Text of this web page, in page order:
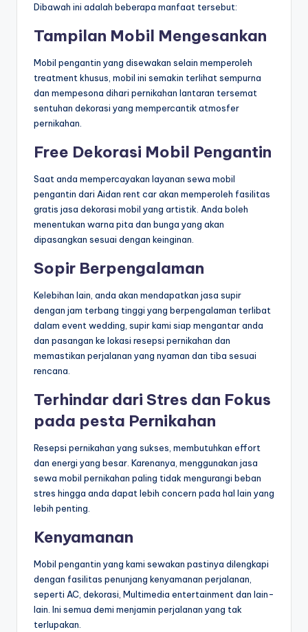
Dibawah ini adalah beberapa manfaat tersebut:
Tampilan Mobil Mengesankan
Mobil pengantin yang disewakan selain memperoleh
treatment khusus, mobil ini semakin terlihat sempurna
dan mempesona dihari pernikahan lantaran tersemat
sentuhan dekorasi yang mempercantik atmosfer
pernikahan.
Free Dekorasi Mobil Pengantin
Saat anda mempercayakan layanan sewa mobil
pengantin dari Aidan rent car akan memperoleh fasilitas
gratis jasa dekorasi mobil yang artistik. Anda boleh
menentukan warna pita dan bunga yang akan
dipasangkan sesuai dengan keinginan.
Sopir Berpengalaman
Kelebihan lain, anda akan mendapatkan jasa supir
dengan jam terbang tinggi yang berpengalaman terlibat
dalam event wedding, supir kami siap mengantar anda
dan pasangan ke lokasi resepsi pernikahan dan
memastikan perjalanan yang nyaman dan tiba sesuai
rencana.
Terhindar dari Stres dan Fokus
pada pesta Pernikahan
Resepsi pernikahan yang sukses, membutuhkan effort
dan energi yang besar. Karenanya, menggunakan jasa
sewa mobil pernikahan paling tidak mengurangi beban
stres hingga anda dapat lebih concern pada hal lain yang
lebih penting.
Kenyamanan
Mobil pengantin yang kami sewakan pastinya dilengkapi
dengan fasilitas penunjang kenyamanan perjalanan,
seperti AC, dekorasi, Multimedia entertainment dan lain-
lain. Ini semua demi menjamin perjalanan yang tak
terlupakan.